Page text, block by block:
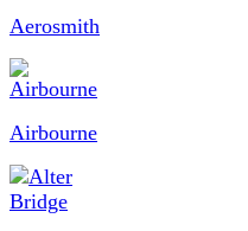
Aerosmith
Airbourne